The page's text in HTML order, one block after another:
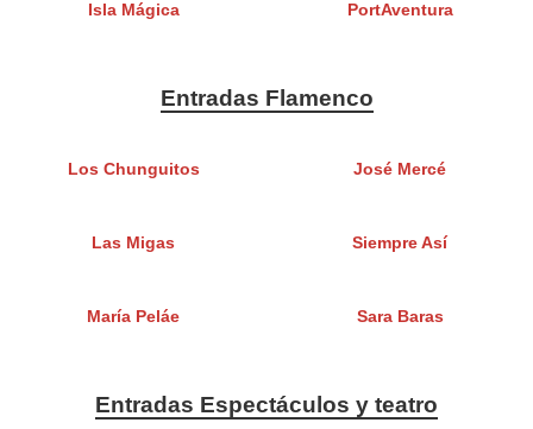
Isla Mágica PortAventura
Entradas Flamenco
Los Chunguitos José Mercé
Las Migas Siempre Así
María Peláe Sara Baras
Entradas Espectáculos y teatro